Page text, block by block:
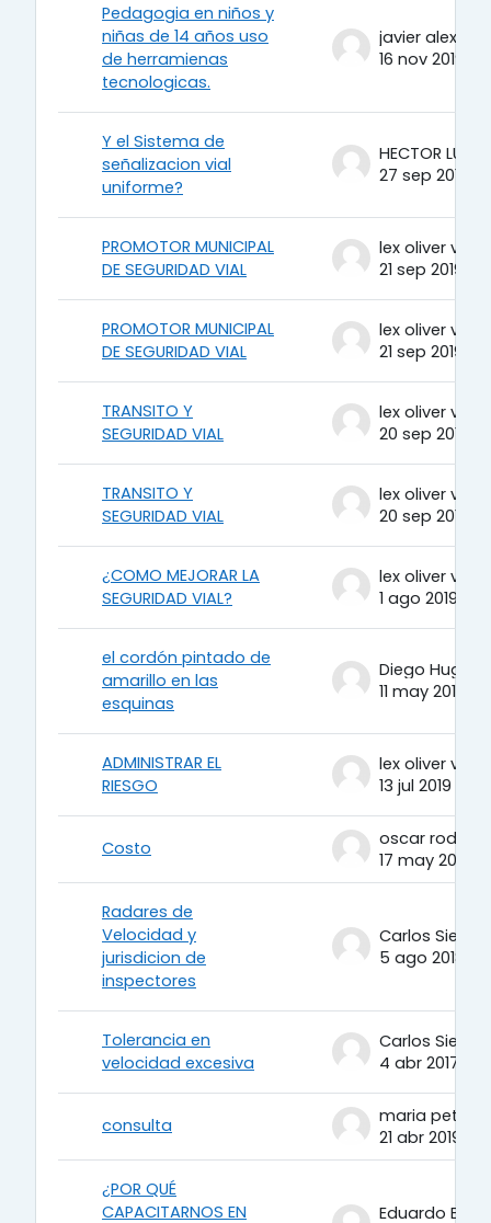
Pedagogia en niños y
niñas de 14 años uso
de herramienas
tecnologicas.
16 nov 2019
Y el Sistema de
señalizacion vial
uniforme?
27 sep 2019
PROMOTOR MUNICIPAL
DE SEGURIDAD VIAL
21 sep 2019
PROMOTOR MUNICIPAL
DE SEGURIDAD VIAL
21 sep 2019
TRANSITO Y
SEGURIDAD VIAL
20 sep 2019
TRANSITO Y
SEGURIDAD VIAL
20 sep 2019
¿COMO MEJORAR LA
SEGURIDAD VIAL?
1 ago 2019
el cordón pintado de
amarillo en las
esquinas
11 may 2018
ADMINISTRAR EL
RIESGO
13 jul 2019
Costo
oscar
17 may 2018
Radares de
Velocidad y
jurisdicion de
inspectores
Carlos Sierra
5 ago 2018
Tolerancia en
velocidad excesiva
Carlos Sierra
4 abr 2017
consulta
maria petit
21 abr 2019
¿POR QUÉ
CAPACITARNOS EN
Eduardo